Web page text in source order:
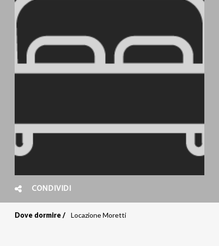
CONDIVIDI
Dove dormire Locazione Moretti